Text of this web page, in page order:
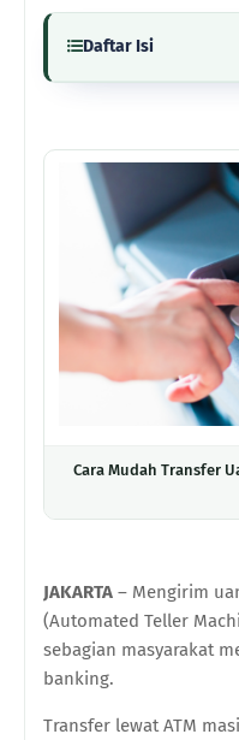
Daftar Isi
Cara Mudah Transfer
JAKARTA – Mengirim
(Automated Teller
sebagian masyarakat
banking.
Transfer lewat ATM